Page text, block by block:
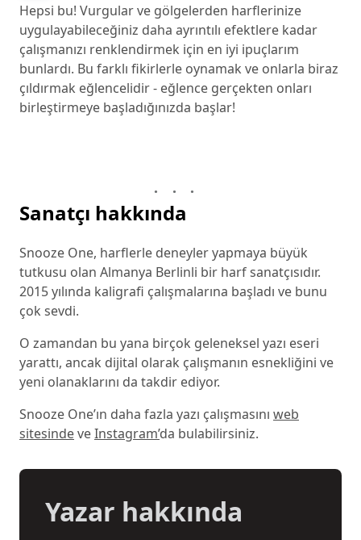
Hepsi bu! Vurgular ve gölgelerden harflerinize
uygulayabileceğiniz daha ayrıntılı efektlere kadar
çalışmanızı renklendirmek için en iyi ipuçlarım
bunlardı. Bu farklı fikirlerle oynamak ve onlarla biraz
çıldırmak eğlencelidir - eğlence gerçekten onları
birleştirmeye başladığınızda başlar!
Sanatçı hakkında
Snooze One, harflerle deneyler yapmaya büyük
tutkusu olan Almanya Berlinli bir harf sanatçısıdır.
2015 yılında kaligrafi çalışmalarına başladı ve bunu
çok sevdi.
O zamandan bu yana birçok geleneksel yazı eseri
yarattı, ancak dijital olarak çalışmanın esnekliğini ve
yeni olanaklarını da takdir ediyor.
Snooze One’ın daha fazla yazı çalışmasını web
sitesindeveInstagram’da bulabilirsiniz.
Yazar hakkında